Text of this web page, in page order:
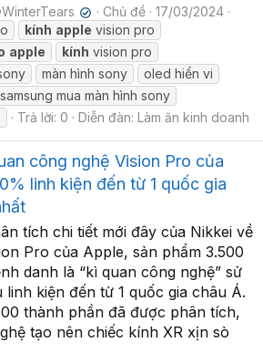
✔ Chủ đề
17/03/2024
kính apple vision pro
apple kính vision pro
màn hình sony
oled hiển vi
samsung mua màn hình sony
Trả lời: 0 Diễn đàn: Làm ăn kinh doanh
công nghệ Vision Pro của
linh kiện đến từ 1 quốc gia
tích chi tiết mới đây của Nikkei về
Pro của Apple, sản phẩm 3.500
danh là “kì quan công nghệ” sử
linh kiện đến từ 1 quốc gia châu Á.
thành phần đã được phân tích,
tạo nên chiếc kính XR xịn sò